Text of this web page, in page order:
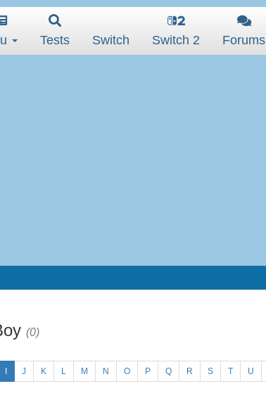
Tests Switch Switch 2 Forums
(0)
J K L M N O P Q R S T U